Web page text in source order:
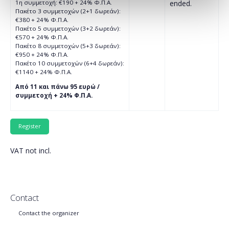
1η συμμετοχή: €190 + 24% Φ.Π.Α.
Πακέτο 3 συμμετοχών (2+1 δωρεάν):
€380 + 24% Φ.Π.Α.
Πακέτο 5 συμμετοχών (3+2 δωρεάν):
€570 + 24% Φ.Π.Α.
Πακέτο 8 συμμετοχών (5+3 δωρεάν):
€950 + 24% Φ.Π.Α.
Πακέτο 10 συμμετοχών (6+4 δωρεάν):
€1140 + 24% Φ.Π.Α.
Από 11 και πάνω 95 ευρώ /
συμμετοχή + 24% Φ.Π.Α.
ended.
VAT not incl.
Contact
Contact the organizer